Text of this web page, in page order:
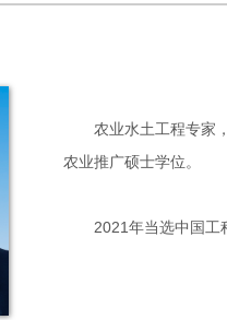
农业水土工程专家，
农业推广硕士学位。
2021年当选中国工